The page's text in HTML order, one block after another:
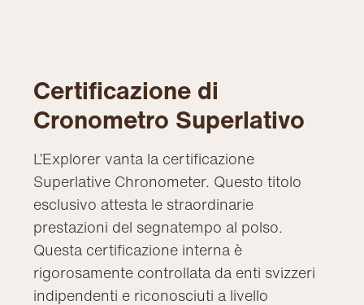
Certificazione di
Cronometro Superlativo
L’Explorer vanta la certificazione
Superlative Chronometer. Questo titolo
esclusivo attesta le straordinarie
prestazioni del segnatempo al polso.
Questa certificazione interna è
rigorosamente controllata da enti svizzeri
indipendenti e riconosciuti a livello